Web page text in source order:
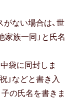
ない場合は、世
家族一同」と氏名
袋に同封しま
」などと書き入
子の氏名を書きま